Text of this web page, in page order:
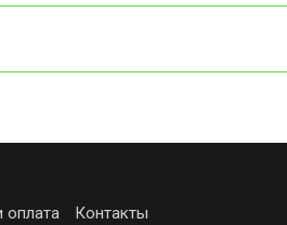
оплата Контакты